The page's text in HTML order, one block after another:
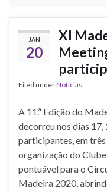
JAN
20
XI
Filed underNoticias
A 11.ª Edição do
decorreu nos dias
participantes, em
organização do
pontuável para o
Madeira 2020,